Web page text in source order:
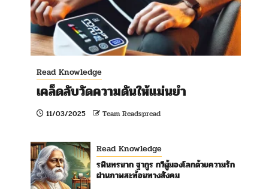
Read Knowledge
เคล็ดลับวัดความดันให้แม่นยำ
11/03/2025 Team Readspread
Read Knowledge
รพินทรนาถ ฐากูร กวีผู้มองโลกด้วยความรัก
ผ่านภาพสะท้อนทางสังคม